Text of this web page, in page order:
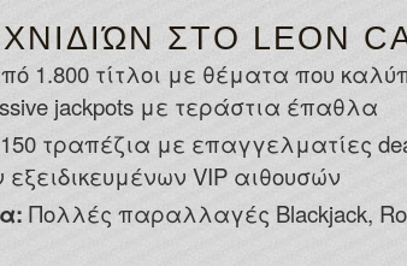
ΣΤΟ LEON
1.800 τίτλοι με θέματα που
jackpots με τεράστια έπαθλα
τραπέζια με επαγγελματίες
VIP αιθουσών
Πολλές παραλλαγές Blackjack,